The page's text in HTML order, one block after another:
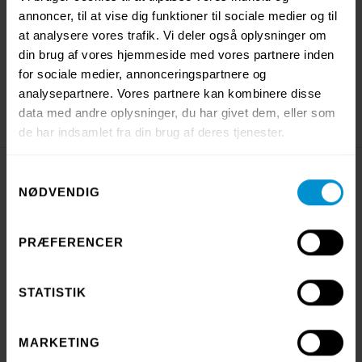
annoncer, til at vise dig funktioner til sociale medier og til
at analysere vores trafik. Vi deler også oplysninger om
din brug af vores hjemmeside med vores partnere inden
for sociale medier, annonceringspartnere og
analysepartnere. Vores partnere kan kombinere disse
data med andre oplysninger, du har givet dem, eller som
de har indsamlet fra din brug af deres tjenester.
NØDVENDIG
PRÆFERENCER
STATISTIK
MARKETING
och att informera om avvikelser uppstår.
– Jag värderar också närheten högt, det underlättar
samarbetet, säger hon avslutningsvis.
Läs också...